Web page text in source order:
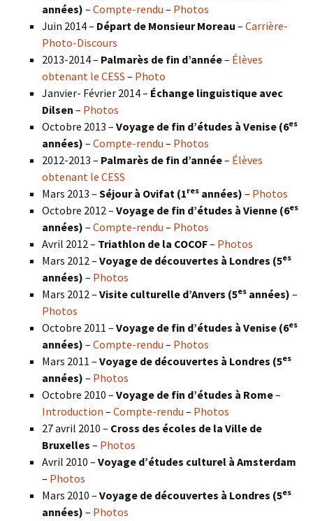
années) – Compte-rendu – Photos
Juin 2014 – Départ de Monsieur Moreau – Carrière-
Photo-Discours
2013-2014 – Palmarès de fin d’année– Élèves
obtenant le CESS – Photo
Janvier- Février 2014 – Échange linguistique avec
Dilsen – Photos
Octobre 2013 – Voyage de fin d’études à Venise (6es
années) – Compte-rendu – Photos
2012-2013 – Palmarès de fin d’année– Élèves
obtenant le CESS
Mars 2013 – Séjour à Ovifat (1res années) – Photos
Octobre 2012 – Voyage de fin d’études à Vienne (6es
années) – Compte-rendu – Photos
Avril 2012 – Triathlon de la COCOF– Photos
Mars 2012 – Voyage de découvertes à Londres (5es
années) – Photos
Mars 2012 – Visite culturelle d’Anvers (5es années) –
Photos
Octobre 2011 – Voyage de fin d’études à Venise (6es
années) – Compte-rendu – Photos
Mars 2011 – Voyage de découvertes à Londres (5es
années) – Photos
Octobre 2010 – Voyage de fin d’études à Rome–
Introduction – Compte-rendu – Photos
27 avril 2010 – Cross des écoles de la Ville de
Bruxelles – Photos
Avril 2010 – Voyage d’études culturel à Amsterdam
– Photos
Mars 2010 – Voyage de découvertes à Londres (5es
années) – Photos